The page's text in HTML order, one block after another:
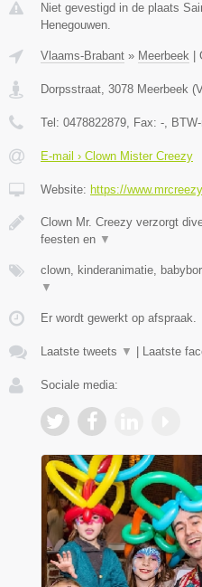
Niet gevestigd in de plaats
Henegouwen.
Vlaams-Brabant » Meerbeek
Dorpsstraat, 3078 Meerbeek (
Tel: 0478822879, Fax: -,
E-mail › Clown Mister Creezy
Website: https://
Clown Mr. Creezy verzorgt
feesten en ▼
clown, kinderanimatie,
▼
Er wordt gewerkt op afspraak.
Laatste tweets ▼ Laatste
Sociale media: